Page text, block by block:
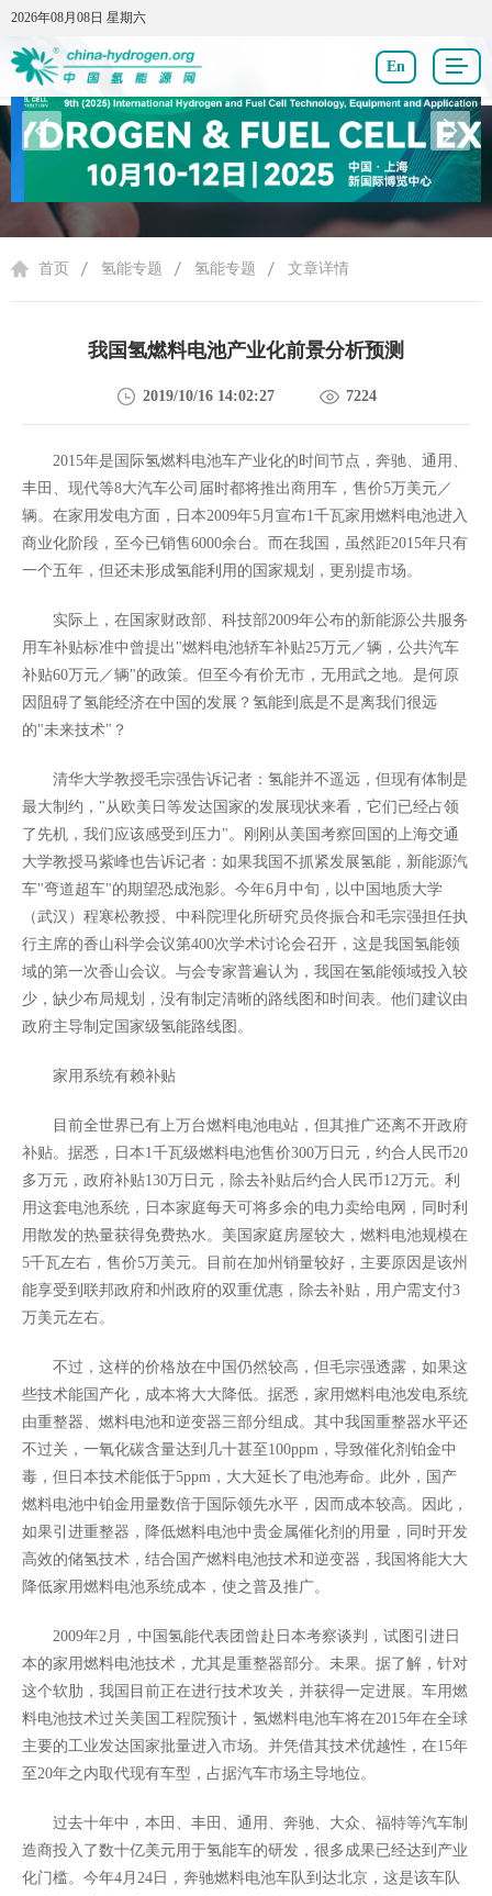
2026年08月08日 星期六
2026年08月08日 星期六
En
氢能专题
首页 氢能专题 氢能专题 文章详情
我国氢燃料电池产业化前景分析预测
2019/10/16 14:02:27 7224
2015年是国际氢燃料电池车产业化的时间节点，奔驰、通用、
丰田、现代等8大汽车公司届时都将推出商用车，售价5万美元／
辆。在家用发电方面，日本2009年5月宣布1千瓦家用燃料电池进入
商业化阶段，至今已销售6000余台。而在我国，虽然距2015年只有
一个五年，但还未形成氢能利用的国家规划，更别提市场。
实际上，在国家财政部、科技部2009年公布的新能源公共服务
用车补贴标准中曾提出"燃料电池轿车补贴25万元／辆，公共汽车
补贴60万元／辆"的政策。但至今有价无市，无用武之地。是何原
因阻碍了氢能经济在中国的发展？氢能到底是不是离我们很远
的"未来技术"？
清华大学教授毛宗强告诉记者：氢能并不遥远，但现有体制是
最大制约，"从欧美日等发达国家的发展现状来看，它们已经占领
了先机，我们应该感受到压力"。刚刚从美国考察回国的上海交通
大学教授马紫峰也告诉记者：如果我国不抓紧发展氢能，新能源汽
车"弯道超车"的期望恐成泡影。今年6月中旬，以中国地质大学
（武汉）程寒松教授、中科院理化所研究员佟振合和毛宗强担任执
行主席的香山科学会议第400次学术讨论会召开，这是我国氢能领
域的第一次香山会议。与会专家普遍认为，我国在氢能领域投入较
少，缺少布局规划，没有制定清晰的路线图和时间表。他们建议由
政府主导制定国家级氢能路线图。
家用系统有赖补贴
目前全世界已有上万台燃料电池电站，但其推广还离不开政府
补贴。据悉，日本1千瓦级燃料电池售价300万日元，约合人民币20
多万元，政府补贴130万日元，除去补贴后约合人民币12万元。利
用这套电池系统，日本家庭每天可将多余的电力卖给电网，同时利
用散发的热量获得免费热水。美国家庭房屋较大，燃料电池规模在
5千瓦左右，售价5万美元。目前在加州销量较好，主要原因是该州
能享受到联邦政府和州政府的双重优惠，除去补贴，用户需支付3
万美元左右。
不过，这样的价格放在中国仍然较高，但毛宗强透露，如果这
些技术能国产化，成本将大大降低。据悉，家用燃料电池发电系统
由重整器、燃料电池和逆变器三部分组成。其中我国重整器水平还
不过关，一氧化碳含量达到几十甚至100ppm，导致催化剂铂金中
毒，但日本技术能低于5ppm，大大延长了电池寿命。此外，国产
燃料电池中铂金用量数倍于国际领先水平，因而成本较高。因此，
如果引进重整器，降低燃料电池中贵金属催化剂的用量，同时开发
高效的储氢技术，结合国产燃料电池技术和逆变器，我国将能大大
降低家用燃料电池系统成本，使之普及推广。
2009年2月，中国氢能代表团曾赴日本考察谈判，试图引进日
本的家用燃料电池技术，尤其是重整器部分。未果。据了解，针对
这个软肋，我国目前正在进行技术攻关，并获得一定进展。车用燃
料电池技术过关美国工程院预计，氢燃料电池车将在2015年在全球
主要的工业发达国家批量进入市场。并凭借其技术优越性，在15年
至20年之内取代现有车型，占据汽车市场主导地位。
过去十年中，本田、丰田、通用、奔驰、大众、福特等汽车制
造商投入了数十亿美元用于氢能车的研发，很多成果已经达到产业
化门槛。今年4月24日，奔驰燃料电池车队到达北京，这是该车队